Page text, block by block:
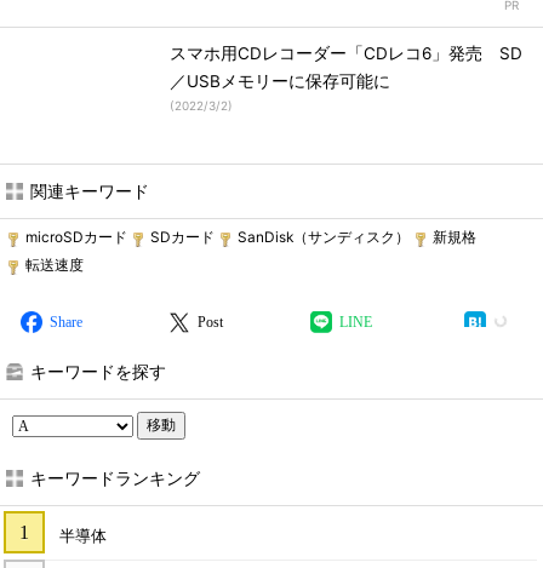
スマホ用CDレコーダー「CDレコ6」発売 SD
／USBメモリーに保存可能に
(2022/3/2)
関連キーワード
microSDカード SDカード SanDisk（サンディスク）
新規格
転送速度
Share Post LINE
キーワードを探す
移動
キーワードランキング
半導体